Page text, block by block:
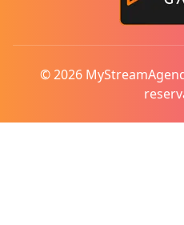
© 2026